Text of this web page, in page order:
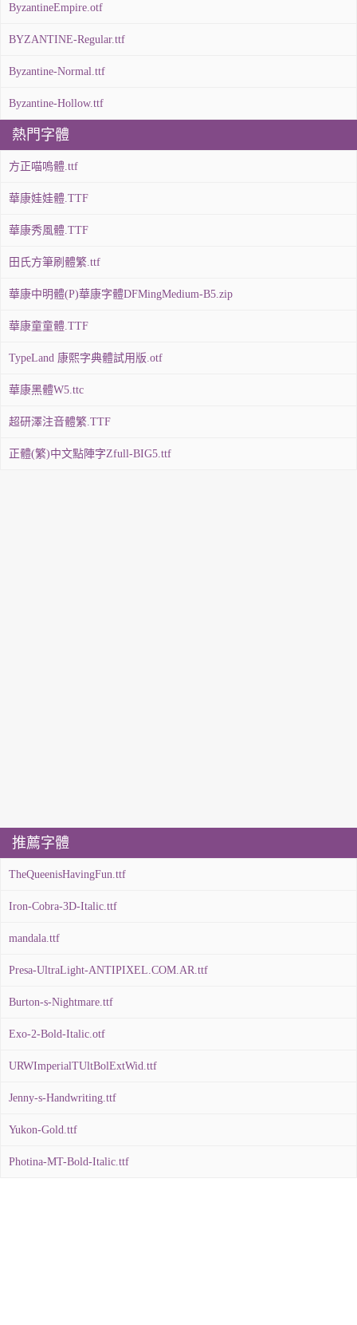
ByzantineEmpire.otf
BYZANTINE-Regular.ttf
Byzantine-Normal.ttf
Byzantine-Hollow.ttf
熱門字體
方正喵嗚體.ttf
華康娃娃體.TTF
華康秀風體.TTF
田氏方筆刷體繁.ttf
華康中明體(P)華康字體DFMingMedium-B5.zip
華康童童體.TTF
TypeLand 康熙字典體試用版.otf
華康黑體W5.ttc
超研澤注音體繁.TTF
正體(繁)中文點陣字Zfull-BIG5.ttf
推薦字體
TheQueenisHavingFun.ttf
Iron-Cobra-3D-Italic.ttf
mandala.ttf
Presa-UltraLight-ANTIPIXEL.COM.AR.ttf
Burton-s-Nightmare.ttf
Exo-2-Bold-Italic.otf
URWImperialTUltBolExtWid.ttf
Jenny-s-Handwriting.ttf
Yukon-Gold.ttf
Photina-MT-Bold-Italic.ttf